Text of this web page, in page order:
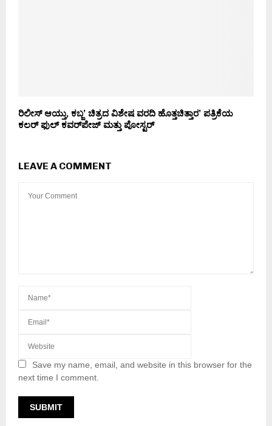
ರಿಲೀಸ್ ಆಯ್ತು, ಕಬ್ಜ’ ಚಿತ್ರದ ವಿಶೇಷ ವರದಿ ಹೊತ್ತಚಿತ್ತಾರ’ ಪತ್ರಿಕೆಯ
ಕಲರ್ ಫುಲ್ ಕವರ್‌ಪೇಜ್ ಮತ್ತು ಪೋಸ್ಟರ್
LEAVE A COMMENT
Save my name, email, and website in this browser for the
next time I comment.